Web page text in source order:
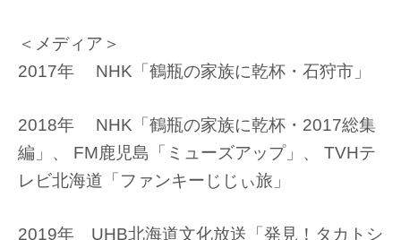
＜メディア＞
2017年 NHK「鶴瓶の家族に乾杯・石狩市」
2018年 NHK「鶴瓶の家族に乾杯・2017総集
編」、 FM鹿児島「ミューズアップ」、 TVHテ
レビ北海道「ファンキーじじぃ旅」
2019年 UHB北海道文化放送「発見！タカトシ